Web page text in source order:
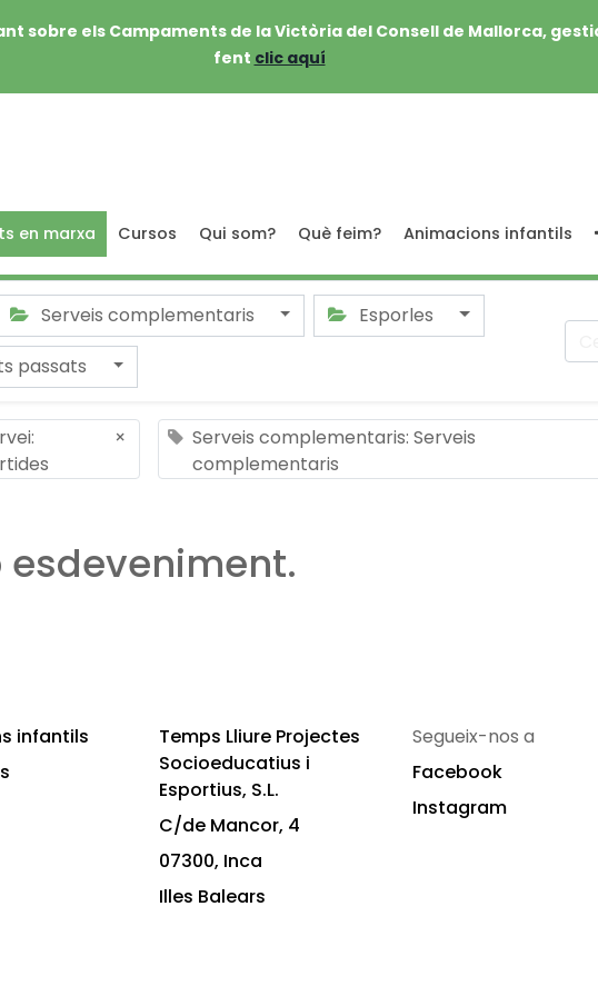
sobre els Campaments de la Victòria del Consell de Mallorca,
fent clic aquí
en marxa Cursos Qui som? Què feim? Animacions infantils
Serveis complementaris
Esporles
passats
×
Serveis complementaris: Serveis
complementaris
infantils
Temps Lliure Projectes
Socioeducatius i
Esportius, S.L.
C/de Mancor, 4
07300, Inca
Illes Balears
Segueix-nos a
Facebook
Instagram